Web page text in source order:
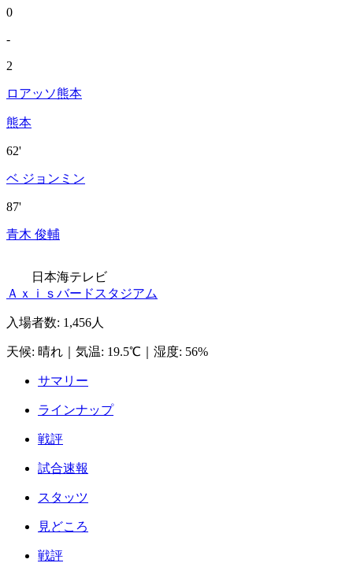
0
-
2
ロアッソ熊本
熊本
62'
ベ ジョンミン
87'
青木 俊輔
日本海テレビ
Ａｘｉｓバードスタジアム
入場者数: 1,456人
天候: 晴れ 気温: 19.5℃ 湿度: 56%
サマリー
ラインナップ
戦評
試合速報
スタッツ
見どころ
戦評